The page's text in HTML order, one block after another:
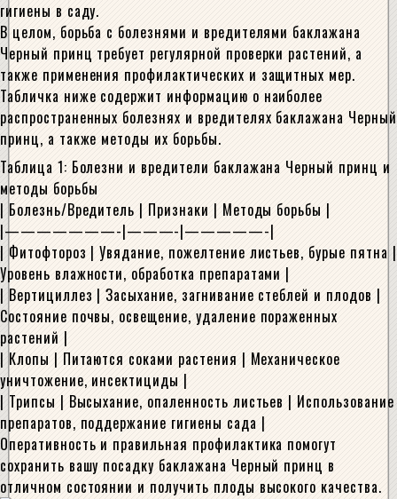
гигиены в саду.
В целом, борьба с болезнями и вредителями баклажана
Черный принц требует регулярной проверки растений, а
также применения профилактических и защитных мер.
Табличка ниже содержит информацию о наиболее
распространенных болезнях и вредителях баклажана Черный
принц, а также методы их борьбы.
Таблица 1: Болезни и вредители баклажана Черный принц и
методы борьбы
| Болезнь/Вредитель | Признаки | Методы борьбы |
|———————-|———-|—————-|
| Фитофтороз | Увядание, пожелтение листьев, бурые пятна |
Уровень влажности, обработка препаратами |
| Вертициллез | Засыхание, загнивание стеблей и плодов |
Состояние почвы, освещение, удаление пораженных
растений |
| Клопы | Питаются соками растения | Механическое
уничтожение, инсектициды |
| Трипсы | Высыхание, опаленность листьев | Использование
препаратов, поддержание гигиены сада |
Оперативность и правильная профилактика помогут
сохранить вашу посадку баклажана Черный принц в
отличном состоянии и получить плоды высокого качества.